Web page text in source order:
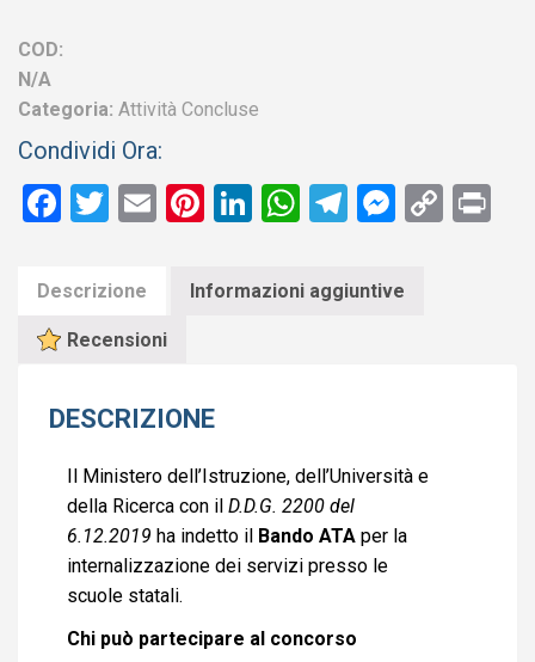
COD:
N/A
Categoria: Attività Concluse
Condividi Ora:
Facebook
Twitter
EmailPinterest
LinkedIn
WhatsApp
Telegram
Copy
Descrizione Informazioni aggiuntive
Recensioni
DESCRIZIONE
Il Ministero dell’Istruzione, dell’Università e
della Ricerca con il D.D.G. 2200 del
6.12.2019 ha indetto il Bando ATA per la
internalizzazione dei servizi presso le
scuole statali.
Chi può partecipare al concorso